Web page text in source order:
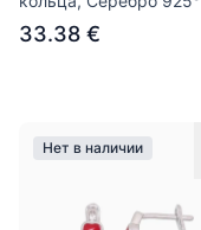
33.38 €
Нет в наличии